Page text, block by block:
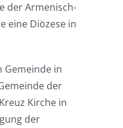
der Armenisch-
eine Diözese in
Gemeinde in
der
Kirche in
der